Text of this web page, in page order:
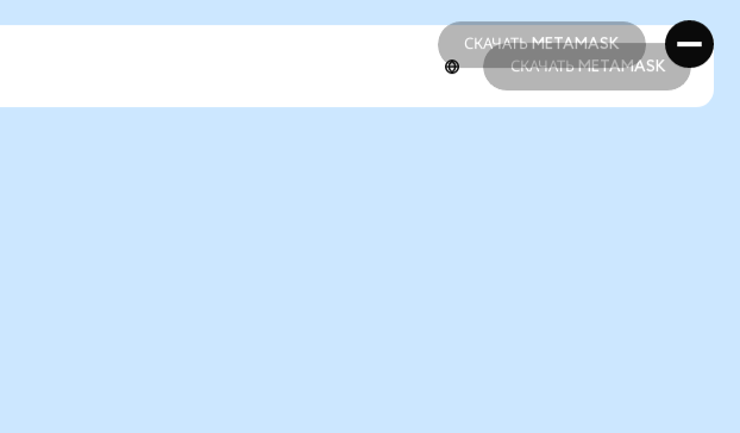
СКАЧАТЬ METAMASK
СКАЧАТЬ METAMASK
СКАЧАТЬ METAMASK